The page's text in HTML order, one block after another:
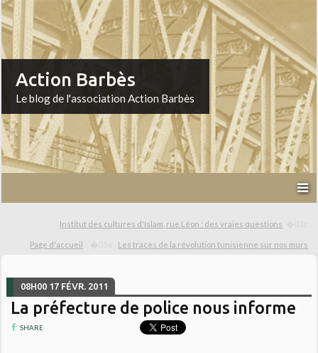
Action Barbès
Le blog de l'association Action Barbès
Institut des cultures d'Islam, rue Léon : des vraies questions
Page d'accueil Les traces de la révolution tunisienne sur nos murs
08H00 17 FÉVR. 2011
La préfecture de police nous informe
SHARE